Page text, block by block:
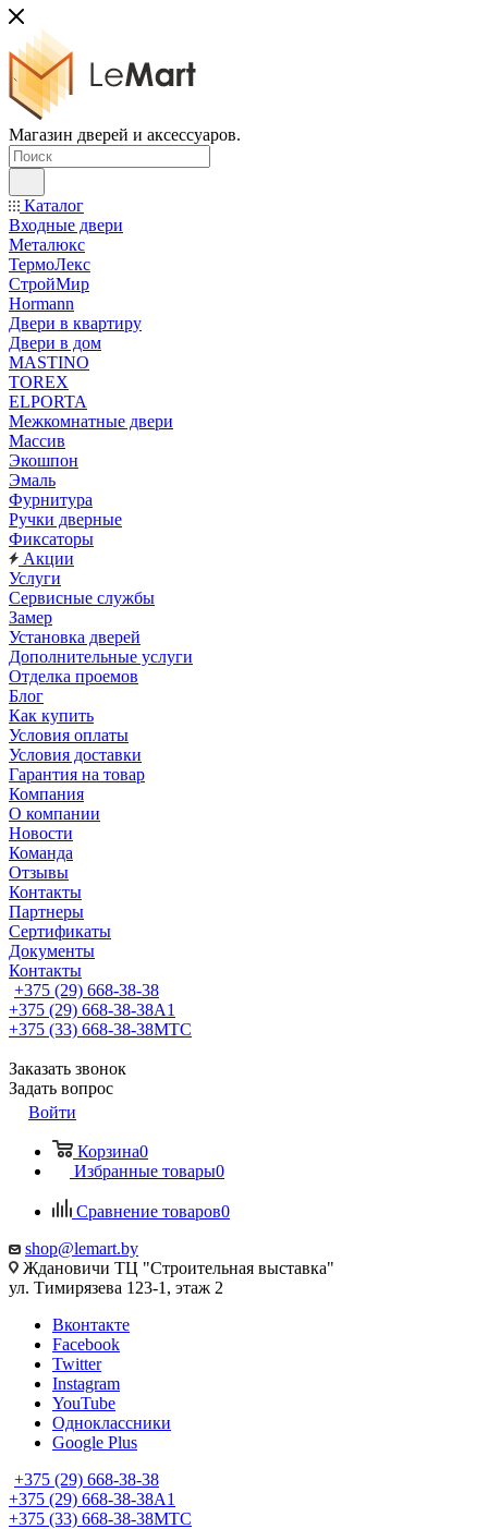
Магазин дверей и аксессуаров.
Каталог
Входные двери
Металюкс
ТермоЛекс
СтройМир
Hormann
Двери в квартиру
Двери в дом
MASTINO
TOREX
ELPORTA
Межкомнатные двери
Массив
Экошпон
Эмаль
Фурнитура
Ручки дверные
Фиксаторы
Акции
Услуги
Сервисные службы
Замер
Установка дверей
Дополнительные услуги
Отделка проемов
Блог
Как купить
Условия оплаты
Условия доставки
Гарантия на товар
Компания
О компании
Новости
Команда
Отзывы
Контакты
Партнеры
Сертификаты
Документы
Контакты
+375 (29) 668-38-38
+375 (29) 668-38-38A1
+375 (33) 668-38-38МТС
Заказать звонок
Задать вопрос
Войти
Корзина0
Избранные товары0
Сравнение товаров0
shop@lemart.by
Ждановичи ТЦ "Строительная выставка"
ул. Тимирязева 123-1, этаж 2
Вконтакте
Facebook
Twitter
Instagram
YouTube
Одноклассники
Google Plus
+375 (29) 668-38-38
+375 (29) 668-38-38A1
+375 (33) 668-38-38МТС